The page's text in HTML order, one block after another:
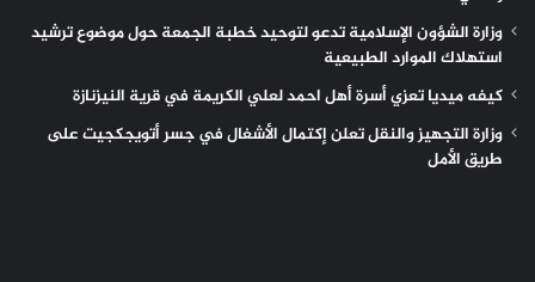
وزارة الشؤون الإسلامية تدعو لتوحيد خطبة الجمعة حول موضوع ترشيد
استهلاك الموارد الطبيعية
كيفه ميديا تعزي أسرة أهل احمد لعلي الكريمة في قرية النيزنازة
وزارة التجهيز والنقل تعلن إكتمال الأشغال في جسر أتويجكجيت على
طريق الأمل